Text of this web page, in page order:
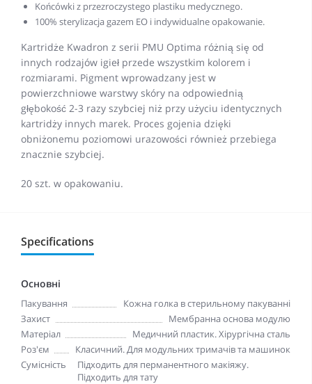
Końcówki z przezroczystego plastiku medycznego.
100% sterylizacja gazem EO i indywidualne opakowanie.
Kartridże Kwadron z serii PMU Optima różnią się od
innych rodzajów igieł przede wszystkim kolorem i
rozmiarami. Pigment wprowadzany jest w
powierzchniowe warstwy skóry na odpowiednią
głębokość 2-3 razy szybciej niż przy użyciu identycznych
kartridży innych marek. Proces gojenia dzięki
obniżonemu poziomowi urazowości również przebiega
znacznie szybciej.
20 szt. w opakowaniu.
Specifications
Основні
Пакування
Кожна голка в стерильному пакуванні
Захист
Мембранна основа модулю
Матеріал
Медичний пластик. Хірургічна сталь
Роз'єм
Класичний. Для модульних тримачів та машинок
Сумісність
Підходить для перманентного макіяжу.
Підходить для тату